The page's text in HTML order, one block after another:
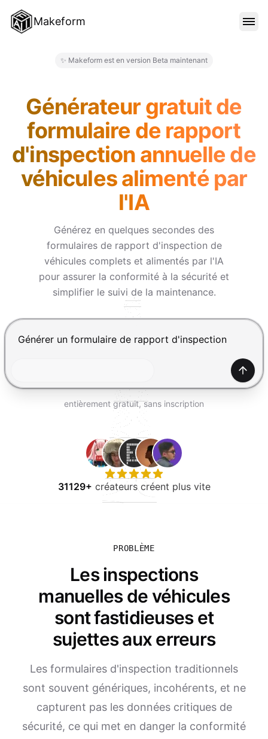
Makeform
BLOG
TARIFS
SE CONNECTER
ESSAYER GRATUITEMENT
✨ Makeform est en version Beta maintenant
Générateur gratuit de
formulaire de rapport
d'inspection annuelle de
véhicules alimenté par
l'IA
Générez en quelques secondes des
formulaires de rapport d'inspection de
véhicules complets et alimentés par l'IA
pour assurer la conformité à la sécurité et
simplifier le suivi de la maintenance.
Appuyez sur Entrée pour envoyer, Maj+Entrée pour
entièrement gratuit, sans inscription
31129+ créateurs créent plus vite
PROBLÈME
Les inspections
manuelles de véhicules
sont fastidieuses et
sujettes aux erreurs
Les formulaires d'inspection traditionnels
sont souvent génériques, incohérents, et ne
capturent pas les données critiques de
sécurité, ce qui met en danger la conformité